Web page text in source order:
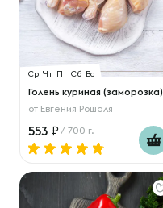
Ср Чт Пт Сб Вс
Голень куриная (заморозка)
от Евгения Рошаля
553 / 700 г.